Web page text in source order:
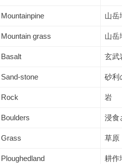
Mountainpine 山岳
Mountain grass 山岳
Basalt 玄武
Sand-stone 砂利
Rock 岩
Boulders 浸食
Grass 草原
Ploughedland 耕作